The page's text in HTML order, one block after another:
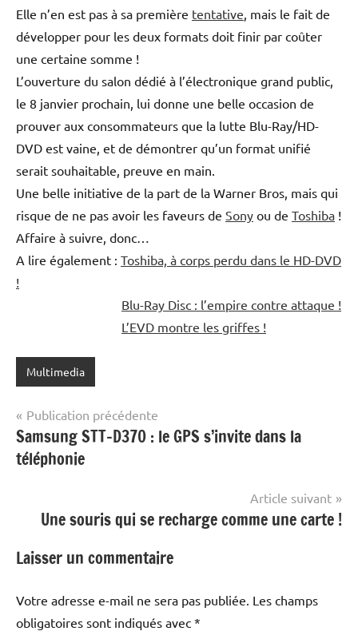
Elle n’en est pas à sa première tentative , mais le fait de
développer pour les deux formats doit finir par coûter
une certaine somme !
L’ouverture du salon dédié à l’électronique grand public,
le 8 janvier prochain, lui donne une belle occasion de
prouver aux consommateurs que la lutte Blu-Ray/HD-
DVD est vaine, et de démontrer qu’un format unifié
serait souhaitable, preuve en main.
Une belle initiative de la part de la Warner Bros, mais qui
risque de ne pas avoir les faveurs de Sony ou de Toshiba !
Affaire à suivre, donc…
A lire également : Toshiba, à corps perdu dans le HD-DVD
!
Blu-Ray Disc : l’empire contre attaque !
L’EVD montre les griffes !
Multimedia
Navigation
de
l’article
Publication précédente
Samsung STT-D370 : le GPS s’invite dans la
téléphonie
Article suivant
Une souris qui se recharge comme une carte !
Laisser un commentaire
Votre adresse e-mail ne sera pas publiée. Les champs
obligatoires sont indiqués avec *